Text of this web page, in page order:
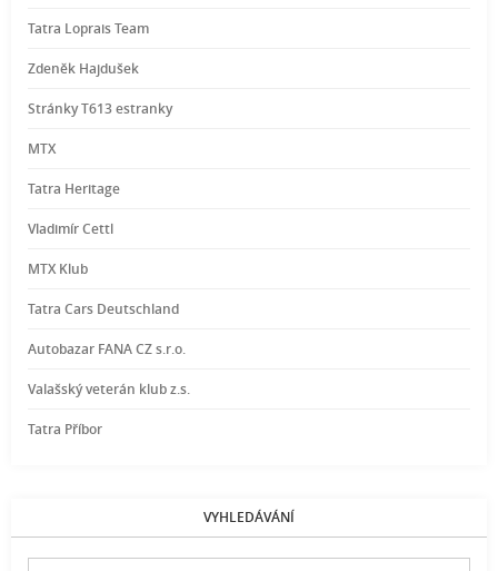
Tatra Loprais Team
Zdeněk Hajdušek
Stránky T613 estranky
MTX
Tatra Heritage
Vladimír Cettl
MTX Klub
Tatra Cars Deutschland
Autobazar FANA CZ s.r.o.
Valašský veterán klub z.s.
Tatra Příbor
VYHLEDÁVÁNÍ